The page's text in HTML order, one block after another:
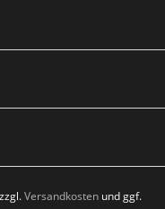
Versandkosten und ggf.